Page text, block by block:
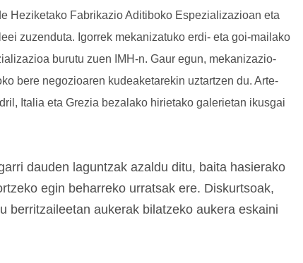
Heziketako Fabrikazio Aditiboko Espezializazioan eta
zuzenduta. Igorrek mekanizatuko erdi- eta goi-mailako
burutu zuen IMH-n. Gaur egun, mekanizazio-
bere negozioaren kudeaketarekin uztartzen du. Arte-
Italia eta Grezia bezalako hirietako galerietan ikusgai
dauden laguntzak azaldu ditu, baita hasierako
egin beharreko urratsak ere. Diskurtsoak,
berritzaileetan aukerak bilatzeko aukera eskaini